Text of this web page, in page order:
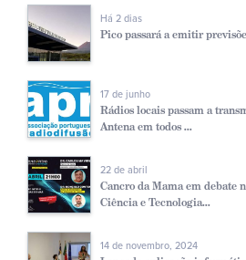
Há 2 dias
Pico passará a emitir
17 de junho
Rádios locais passam a
Antena em todos ...
22 de abril
Cancro da Mama em debate
Ciência e Tecnologia...
14 de novembro, 2024